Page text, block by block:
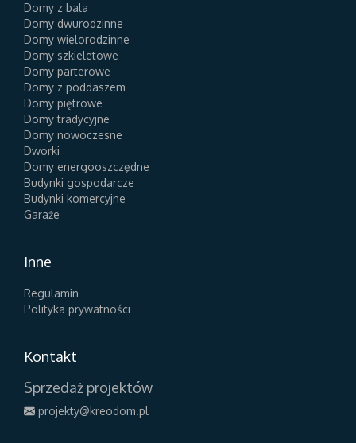
Domy z bala
Domy dwurodzinne
Domy wielorodzinne
Domy szkieletowe
Domy parterowe
Domy z poddaszem
Domy piętrowe
Domy tradycyjne
Domy nowoczesne
Dworki
Domy energooszczędne
Budynki gospodarcze
Budynki komercyjne
Garaże
Inne
Regulamin
Polityka prywatności
Kontakt
Sprzedaż projektów
projekty@kreodom.pl